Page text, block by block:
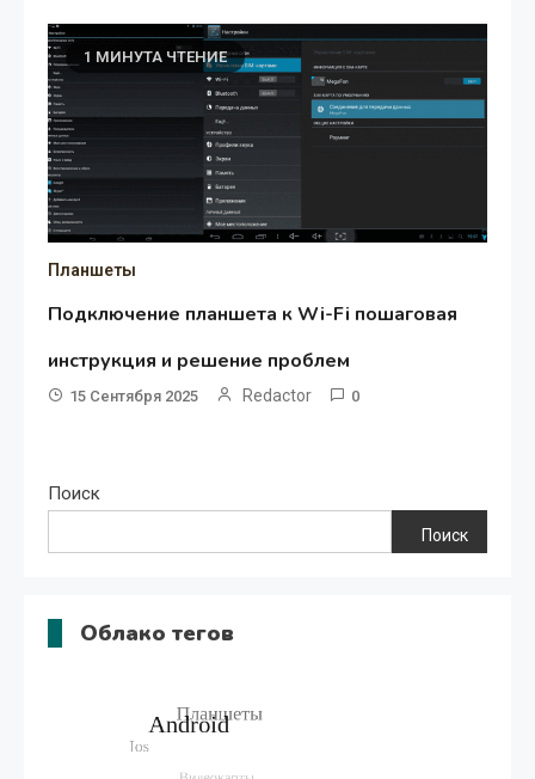
1 МИНУТА ЧТЕНИЕ
Планшеты
Подключение планшета к Wi-Fi пошаговая
инструкция и решение проблем
15 Сентября 2025 Redactor 0
Поиск
Поиск
Облако тегов